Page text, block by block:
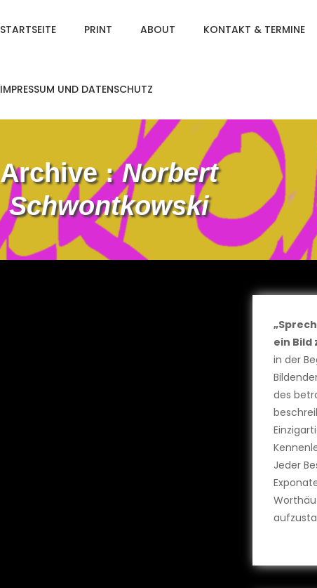
STARTSEITE PRINT ABOUT KONTAKT & TERMINE
IMPRESSUM UND DATENSCHUTZ
Archive :Norbert
Schwontkowski
ein Bild
in der
des
Jeder